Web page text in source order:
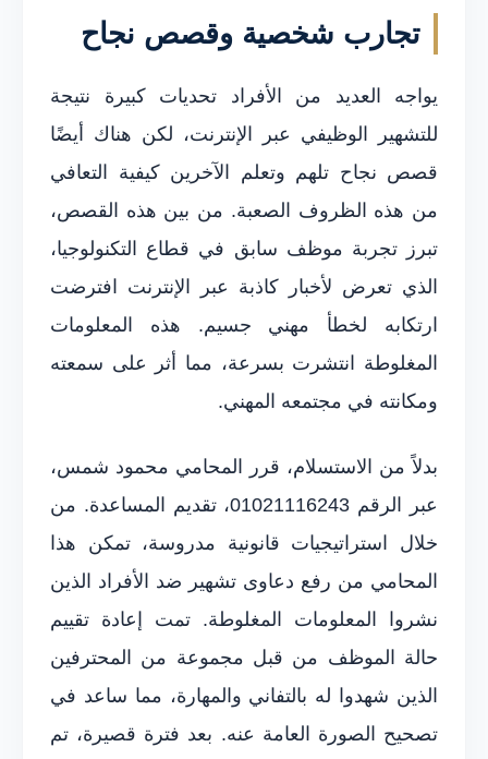
تجارب شخصية وقصص نجاح
يواجه العديد من الأفراد تحديات كبيرة نتيجة
للتشهير الوظيفي عبر الإنترنت، لكن هناك أيضًا
قصص نجاح تلهم وتعلم الآخرين كيفية التعافي
من هذه الظروف الصعبة. من بين هذه القصص،
تبرز تجربة موظف سابق في قطاع التكنولوجيا،
الذي تعرض لأخبار كاذبة عبر الإنترنت افترضت
ارتكابه لخطأ مهني جسيم. هذه المعلومات
المغلوطة انتشرت بسرعة، مما أثر على سمعته
ومكانته في مجتمعه المهني.
بدلاً من الاستسلام، قرر المحامي محمود شمس،
عبر الرقم 01021116243، تقديم المساعدة. من
خلال استراتيجيات قانونية مدروسة، تمكن هذا
المحامي من رفع دعاوى تشهير ضد الأفراد الذين
نشروا المعلومات المغلوطة. تمت إعادة تقييم
حالة الموظف من قبل مجموعة من المحترفين
الذين شهدوا له بالتفاني والمهارة، مما ساعد في
تصحيح الصورة العامة عنه. بعد فترة قصيرة، تم